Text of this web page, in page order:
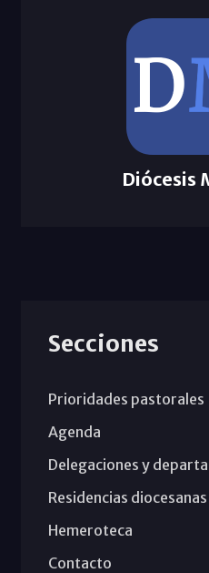
Diócesis
Secciones
Prioridades pastorales
Agenda
Delegaciones y
Residencias diocesanas
Hemeroteca
Contacto